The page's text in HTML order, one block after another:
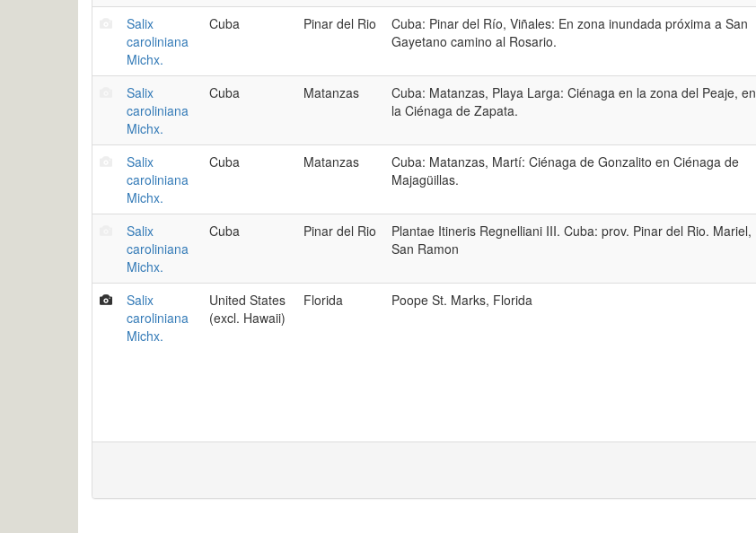
Salix
caroliniana
Michx.
Cuba Pinar del Rio
Cuba: Pinar del Río, Viñales: En zona inundada próxima a San
Gayetano camino al Rosario.
Salix
caroliniana
Michx.
Cuba Matanzas
Cuba: Matanzas, Playa Larga: Ciénaga en la zona del Peaje, en
la Ciénaga de Zapata.
Salix
caroliniana
Michx.
Cuba Matanzas
Cuba: Matanzas, Martí: Ciénaga de Gonzalito en Ciénaga de
Majagüillas.
Salix
caroliniana
Michx.
Cuba Pinar del Rio
Plantae Itineris Regnelliani III. Cuba: prov. Pinar del Rio. Mariel,
San Ramon
Salix
caroliniana
Michx.
United States
(excl. Hawaii)
Florida Poope St. Marks, Florida